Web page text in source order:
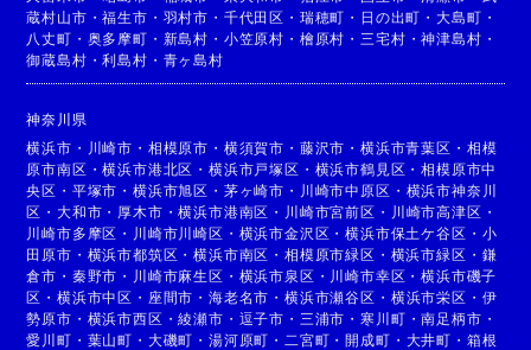
蔵村山市 ・福生市 ・ 羽村市 ・ 千代田区 ・ 瑞穂町 ・ 日の出町 ・大島町 ・
八丈町 ・ 奥多摩町 ・ 新島村 ・ 小笠原村 ・ 檜原村 ・ 三宅村 ・神津島村 ・
御蔵島村 ・利島村 ・ 青ヶ島村
神奈川県
横浜市 ・ 川崎市 ・ 相模原市 ・ 横須賀市 ・ 藤沢市 ・横浜市青葉区 ・ 相模
原市南区 ・横浜市港北区 ・横浜市戸塚区 ・ 横浜市鶴見区 ・相模原市中
央区 ・ 平塚市 ・横浜市旭区 ・ 茅ヶ崎市 ・ 川崎市中原区 ・ 横浜市神奈川
区 ・大和市 ・ 厚木市 ・横浜市港南区 ・ 川崎市宮前区 ・ 川崎市高津区 ・
川崎市多摩区 ・ 川崎市川崎区 ・ 横浜市金沢区 ・横浜市保土ケ谷区 ・ 小
田原市 ・ 横浜市都筑区 ・横浜市南区 ・相模原市緑区 ・ 横浜市緑区 ・ 鎌
倉市 ・ 秦野市 ・ 川崎市麻生区 ・ 横浜市泉区 ・ 川崎市幸区 ・横浜市磯子
区 ・横浜市中区 ・ 座間市 ・海老名市 ・横浜市瀬谷区 ・ 横浜市栄区 ・ 伊
勢原市 ・ 横浜市西区 ・綾瀬市 ・ 逗子市 ・ 三浦市 ・寒川町 ・南足柄市 ・
愛川町 ・ 葉山町 ・ 大磯町 ・湯河原町 ・ 二宮町 ・開成町 ・ 大井町 ・ 箱根